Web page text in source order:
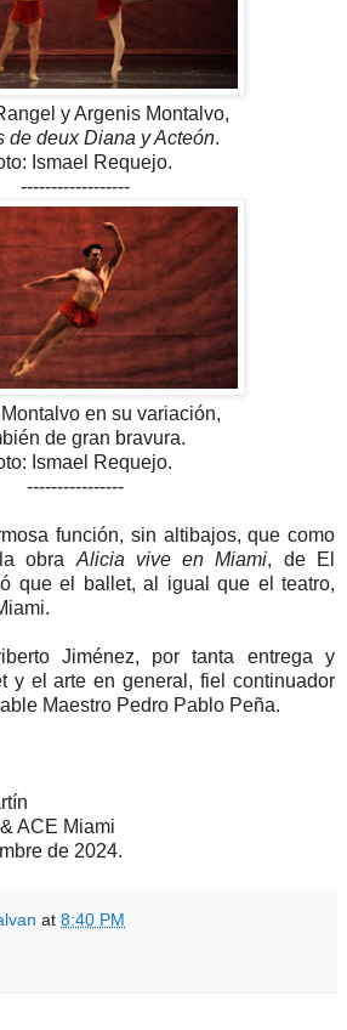
y Argenis Montalvo,
de deux Diana y Acteón.
Ismael Requejo.
------------------
en su variación,
de gran bravura.
Ismael Requejo.
----------------
función, sin altibajos, que como
obra Alicia vive en Miami, de El
que el ballet, al igual que el teatro,
Jiménez, por tanta entrega y
y el arte en general, fiel continuador
Maestro Pedro Pablo Peña.
ACE Miami
de 2024.
at 8:40 PM